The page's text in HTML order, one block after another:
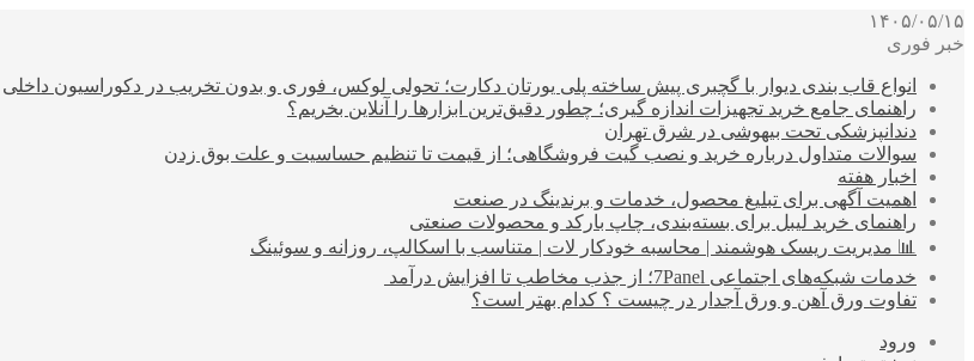
۱۴۰۵/۰۵/۱۵
خبر فوری
انواع قاب بندی دیوار با گچبری پیش ساخته پلی یورتان دکارت؛ تحولی لوکس، فوری و بدون تخریب در دکوراسیون داخلی
راهنمای جامع خرید تجهیزات اندازه گیری؛ چطور دقیق‌ترین ابزارها را آنلاین بخریم؟
دندانپزشکی تحت بیهوشی در شرق تهران
سوالات متداول درباره خرید و نصب گیت فروشگاهی؛ از قیمت تا تنظیم حساسیت و علت بوق زدن
اخبار هفته
اهمیت آگهی برای تبلیغ محصول، خدمات و برندینگ در صنعت
راهنمای خرید لیبل برای بسته‌بندی، چاپ بارکد و محصولات صنعتی
📊 مدیریت ریسک هوشمند | محاسبه خودکار لات | متناسب با اسکالپ، روزانه و سوئینگ
خدمات شبکه‌های اجتماعی 7Panel؛ از جذب مخاطب تا افزایش درآمد
تفاوت ورق آهن و ورق آجدار در چیست ؟ کدام بهتر است؟
ورود